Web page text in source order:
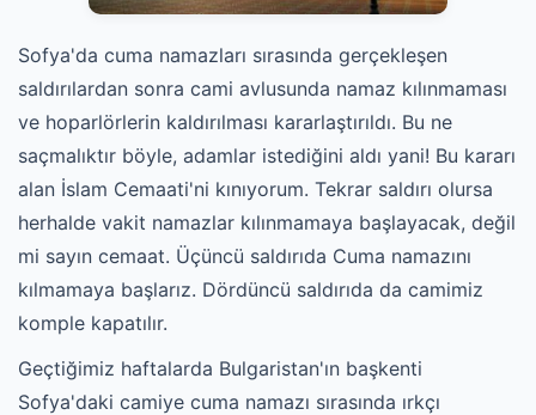
Sofya'da cuma namazları sırasında gerçekleşen
saldırılardan sonra cami avlusunda namaz kılınmaması
ve hoparlörlerin kaldırılması kararlaştırıldı. Bu ne
saçmalıktır böyle, adamlar istediğini aldı yani! Bu kararı
alan İslam Cemaati'ni kınıyorum. Tekrar saldırı olursa
herhalde vakit namazlar kılınmamaya başlayacak, değil
mi sayın cemaat. Üçüncü saldırıda Cuma namazını
kılmamaya başlarız. Dördüncü saldırıda da camimiz
komple kapatılır.
Geçtiğimiz haftalarda Bulgaristan'ın başkenti
Sofya'daki camiye cuma namazı sırasında ırkçı